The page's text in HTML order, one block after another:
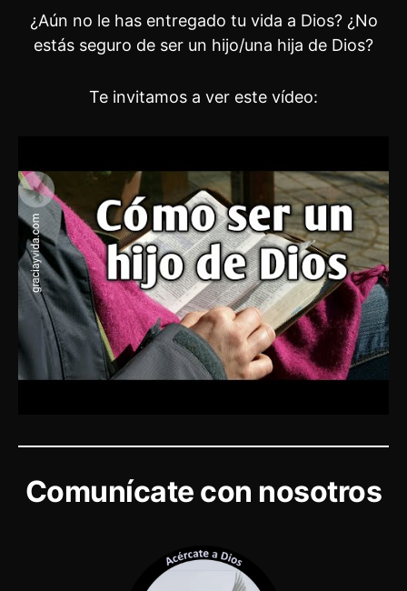
¿Aún no le has entregado tu vida a Dios? ¿No
estás seguro de ser un hijo/una hija de Dios?
Te invitamos a ver este vídeo:
Comunícate con nosotros